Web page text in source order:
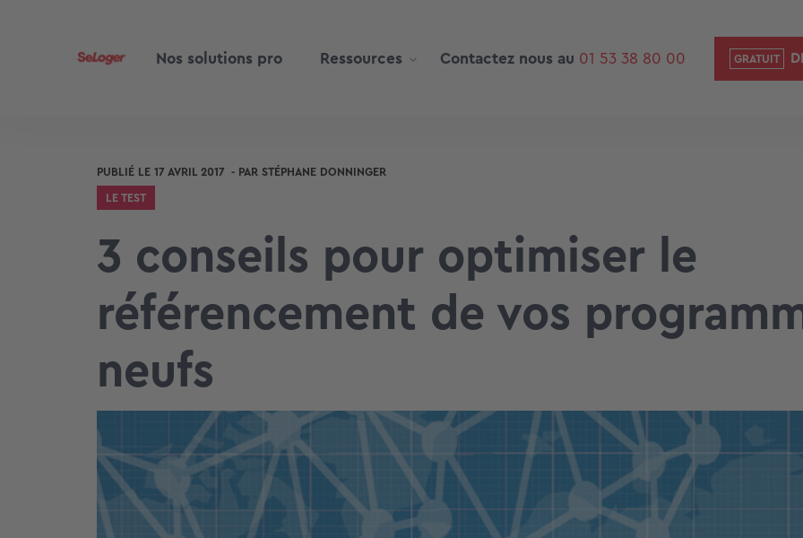
Nos solutions pro Ressources Contactez nous au 01 53 38 80 00
PUBLIÉ LE 17 AVRIL 2017 - PAR STÉPHANE DONNINGER
LE TEST
3 conseils pour optimiser le
référencement de vos
neufs